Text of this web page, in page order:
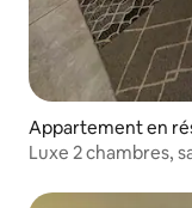
Appartement en
Luxe 2 chambres,